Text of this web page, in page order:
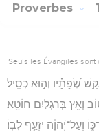
Proverbes
Seuls les Évangiles
שְׂ֝פָתָ֗יו וְה֣וּא כְסִֽיל׃
וְאָ֖ץ בְּרַגְלַ֣יִם חוֹטֵֽא׃
יִזְעַ֥ף לִבּֽוֹ׃